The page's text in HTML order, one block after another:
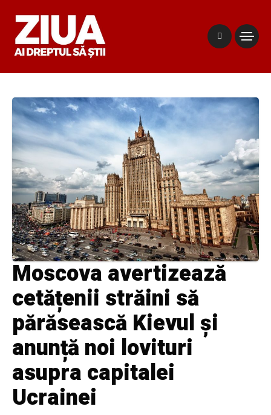
Moscova avertizează
cetățenii străini să
părăsească Kievul și
anunță noi lovituri
asupra capitalei
Ucrainei